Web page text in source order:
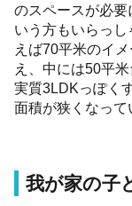
のスペースが必
いう方もいらっ
えば70平米のイ
え、中には50平
実質3LDKっぽく
面積が狭くなって
我が家の子